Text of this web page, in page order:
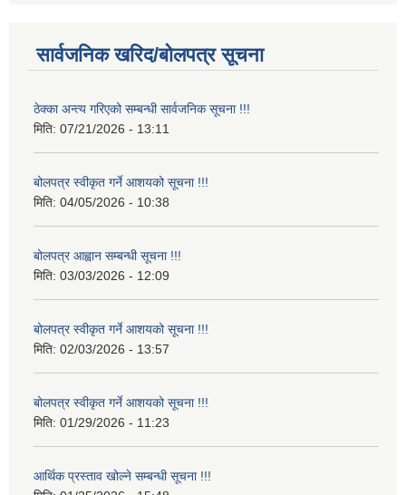
सार्वजनिक खरिद/बोलपत्र सूचना
ठेक्का अन्त्य गरिएको सम्बन्धी सार्वजनिक सूचना !!!
मिति: 07/21/2026 - 13:11
बोलपत्र स्वीकृत गर्ने आशयको सूचना !!!
मिति: 04/05/2026 - 10:38
बोलपत्र आह्वान सम्बन्धी सूचना !!!
मिति: 03/03/2026 - 12:09
बोलपत्र स्वीकृत गर्ने आशयको सूचना !!!
मिति: 02/03/2026 - 13:57
बोलपत्र स्वीकृत गर्ने आशयको सूचना !!!
मिति: 01/29/2026 - 11:23
आर्थिक प्रस्ताव खोल्ने सम्बन्धी सूचना !!!